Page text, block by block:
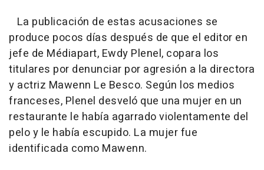
La publicación de estas acusaciones se
produce pocos días después de que el editor en
jefe de Médiapart, Ewdy Plenel, copara los
titulares por denunciar por agresión a la directora
y actriz Mawenn Le Besco. Según los medios
franceses, Plenel desveló que una mujer en un
restaurante le había agarrado violentamente del
pelo y le había escupido. La mujer fue
identificada como Mawenn.